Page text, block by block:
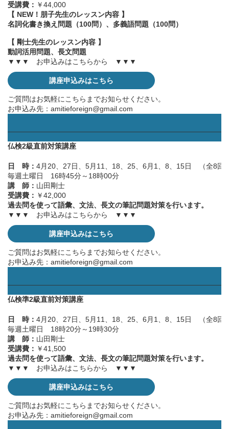
受講費： ￥44,000
【 NEW！朋子先生のレッスン内容 】
名詞化書き換え問題（100問）、多義語問題（100問）
【 剛士先生のレッスン内容 】
動詞活用問題、長文問題
▼▼▼ お申込みはこちらから ▼▼▼
講座申込みはこちら
ご質問はお気軽にこちらまでお知らせください。
お申込み先： amitieforeign@gmail.com
仏検2級直前対策講座
日 時： 4月20、27日、5月11、18、25、6月1、8、15日 （全8回
毎週土曜日 16時45分～18時00分
講 師： 山田剛士
受講費： ￥42,000
過去問を使って語彙、文法、長文の筆記問題対策を行います。
▼▼▼ お申込みはこちらから ▼▼▼
講座申込みはこちら
ご質問はお気軽にこちらまでお知らせください。
お申込み先： amitieforeign@gmail.com
仏検準2級直前対策講座
日 時： 4月20、27日、5月11、18、25、6月1、8、15日 （全8回
毎週土曜日 18時20分～19時30分
講 師： 山田剛士
受講費： ￥41,500
過去問を使って語彙、文法、長文の筆記問題対策を行います。
▼▼▼ お申込みはこちらから ▼▼▼
講座申込みはこちら
ご質問はお気軽にこちらまでお知らせください。
お申込み先： amitieforeign@gmail.com